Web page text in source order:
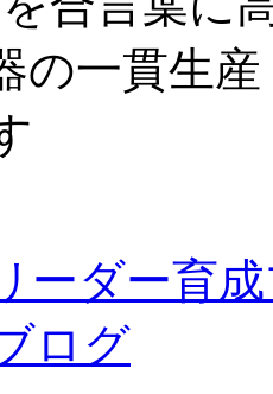
ーダー育
ログ